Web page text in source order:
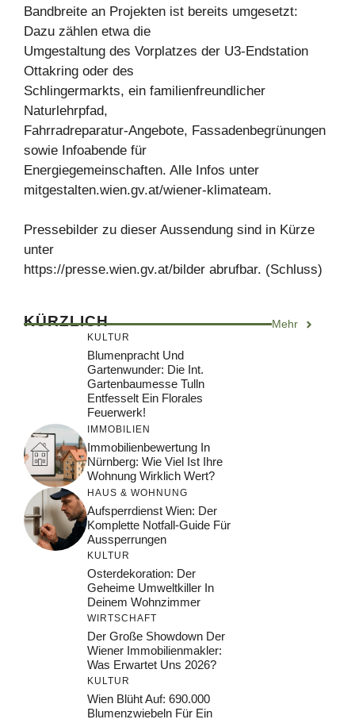
Bandbreite an Projekten ist bereits umgesetzt:
Dazu zählen etwa die
Umgestaltung des Vorplatzes der U3-Endstation
Ottakring oder des
Schlingermarkts, ein familienfreundlicher
Naturlehrpfad,
Fahrradreparatur-Angebote, Fassadenbegrünungen
sowie Infoabende für
Energiegemeinschaften. Alle Infos unter
mitgestalten.wien.gv.at/wiener-klimateam.
Pressebilder zu dieser Aussendung sind in Kürze
unter
https://presse.wien.gv.at/bilder abrufbar. (Schluss)
KÜRZLICH Mehr
KULTUR
Blumenpracht Und
Gartenwunder: Die Int.
Gartenbaumesse Tulln
Entfesselt Ein Florales
Feuerwerk!
IMMOBILIEN
Immobilienbewertung In
Nürnberg: Wie Viel Ist Ihre
Wohnung Wirklich Wert?
HAUS & WOHNUNG
Aufsperrdienst Wien: Der
Komplette Notfall-Guide Für
Aussperrungen
KULTUR
Osterdekoration: Der
Geheime Umweltkiller In
Deinem Wohnzimmer
WIRTSCHAFT
Der Große Showdown Der
Wiener Immobilienmakler:
Was Erwartet Uns 2026?
KULTUR
Wien Blüht Auf: 690.000
Blumenzwiebeln Für Ein